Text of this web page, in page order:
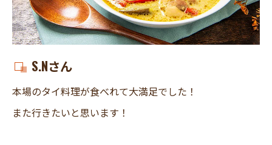
S.Nさん
本場のタイ料理が食べれて大満足でした！
また行きたいと思います！